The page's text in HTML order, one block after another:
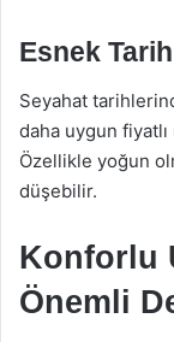
Esnek
Seyahat
daha uygun fiyatlı
Özellikle yoğun
düşebilir.
Konforlu
Önemli